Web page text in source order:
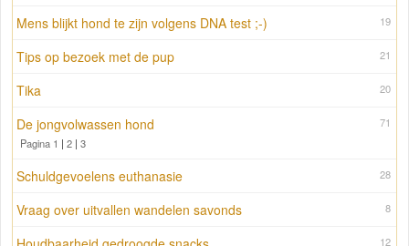
19
Mens blijkt hond te zijn volgens DNA test ;-)
21
Tips op bezoek met de pup
20
Tika
71
De jongvolwassen hond
Pagina 1 | 2 | 3
28
Schuldgevoelens euthanasie
8
Vraag over uitvallen wandelen savonds
12